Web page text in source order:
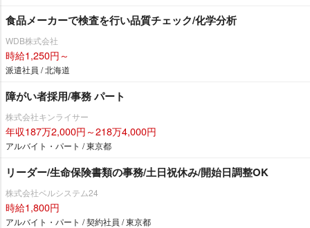
食品メーカーで検査を行い品質チェック/化学分析
WDB株式会社
時給1,250円～
派遣社員 / 北海道
障がい者採用/事務 パート
株式会社キンライサー
年収187万2,000円～218万4,000円
アルバイト・パート / 東京都
リーダー/生命保険書類の事務/土日祝休み/開始日調整OK
株式会社ベルシステム24
時給1,800円
アルバイト・パート / 契約社員 / 東京都